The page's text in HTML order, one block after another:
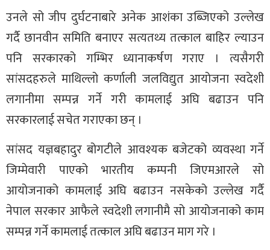
उनले सो जीप दुर्घटनाबारे अनेक आशंका उब्जिएको उल्लेख
गर्दै छानवीन समिति बनाएर सत्यतथ्य तत्काल बाहिर ल्याउन
पनि सरकारको गम्भिर ध्यानाकर्षण गराए । त्यसैगरी
सांसदहरुले माथिल्लो कर्णाली जलविद्युत आयोजना स्वदेशी
लगानीमा सम्पन्न गर्ने गरी कामलाई अघि बढाउन पनि
सरकारलाई सचेत गराएका छन् ।
सांसद यज्ञबहादुर बोगटीले आवश्यक बजेटको व्यवस्था गर्ने
जिम्मेवारी पाएको भारतीय कम्पनी जिएमआरले सो
आयोजनाको कामलाई अघि बढाउन नसकेको उल्लेख गर्दै
नेपाल सरकार आफैले स्वदेशी लगानीमै सो आयोजनाको काम
सम्पन्न गर्ने कामलाई तत्काल अघि बढाउन माग गरे ।